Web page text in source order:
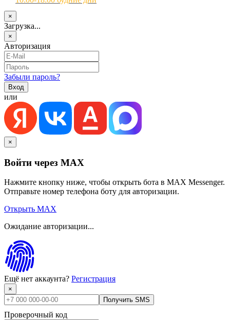
×
Загрузка...
×
Авторизация
Забыли пароль?
или
×
Войти через MAX
Нажмите кнопку ниже, чтобы открыть бота в MAX Messenger.
Отправьте номер телефона боту для авторизации.
Открыть MAX
Ожидание авторизации...
Ещё нет аккаунта? Регистрация
×
Получить SMS
Проверочный код